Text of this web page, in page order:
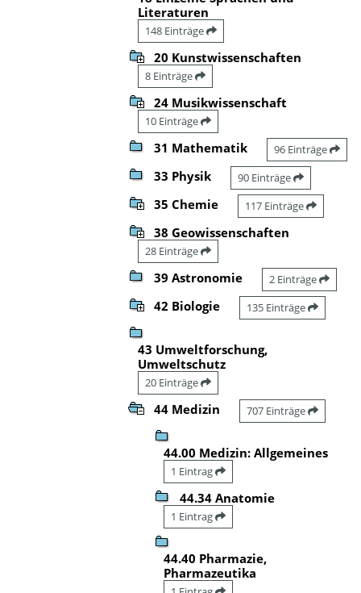
Literaturen
148 Einträge
20 Kunstwissenschaften
8 Einträge
24 Musikwissenschaft
10 Einträge
31 Mathematik 96 Einträge
33 Physik 90 Einträge
35 Chemie 117 Einträge
38 Geowissenschaften
28 Einträge
39 Astronomie 2 Einträge
42 Biologie 135 Einträge
43 Umweltforschung,
Umweltschutz
20 Einträge
44 Medizin 707 Einträge
44.00 Medizin: Allgemeines
1 Eintrag
44.34 Anatomie
1 Eintrag
44.40 Pharmazie,
Pharmazeutika